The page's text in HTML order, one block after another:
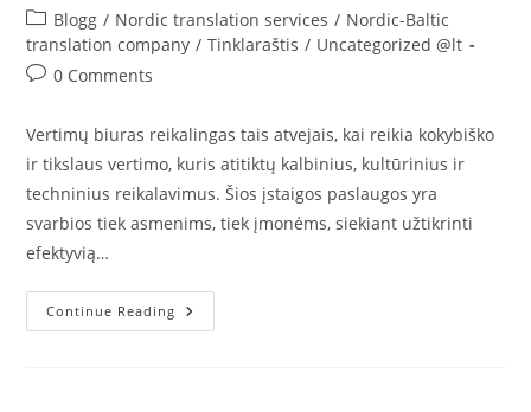
author:
published:
Post
category:
Blogg / Nordic translation services / Nordic-Baltic
translation company / Tinklaraštis / Uncategorized @lt
Post0 Comments
Vertimų biuras reikalingas tais atvejais, kai reikia kokybiško
ir tikslaus vertimo, kuris atitiktų kalbinius, kultūrinius ir
techninius reikalavimus. Šios įstaigos paslaugos yra
svarbios tiek asmenims, tiek įmonėms, siekiant užtikrinti
efektyvią…
Continue Reading Kam
Reikalingas